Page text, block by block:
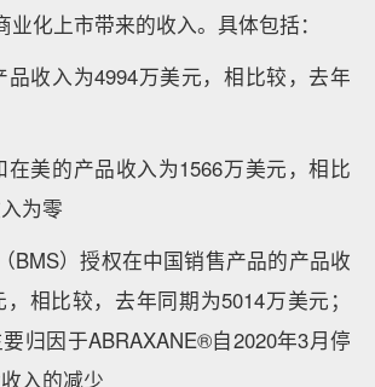
业化上市带来的收入。具体包括：
品收入为4994万美元，相比较，去年
在美的产品收入为1566万美元，相比
为零
BMS）授权在中国销售产品的产品收
相比较，去年同期为5014万美元；
归因于ABRAXANE®自2020年3月停
入的减少